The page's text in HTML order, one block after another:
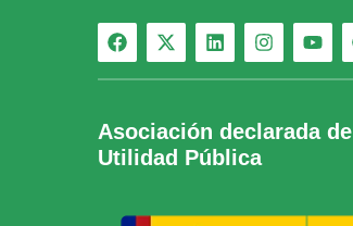
Asociación declarada de
Utilidad Pública